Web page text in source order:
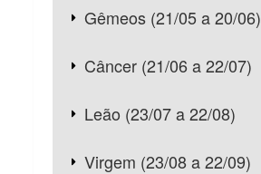
Gêmeos (21/05 a 20/06)
Câncer (21/06 a 22/07)
Leão (23/07 a 22/08)
Virgem (23/08 a 22/09)